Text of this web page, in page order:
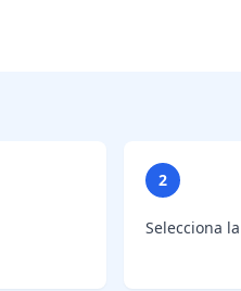
2
Selecciona